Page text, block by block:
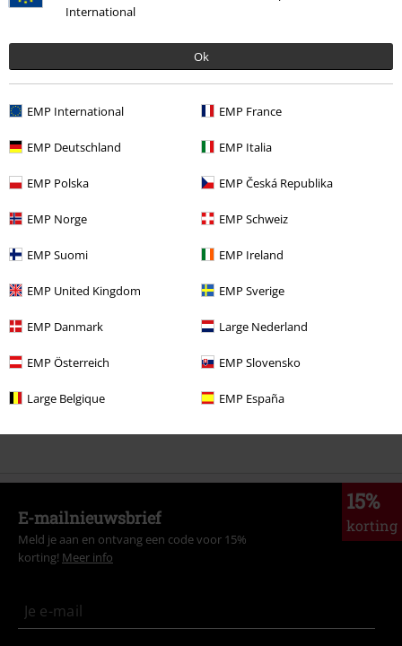
International
Ok
EMP International EMP France
EMP Deutschland EMP Italia
EMP Polska EMP Česká Republika
EMP Norge EMP Schweiz
EMP Suomi EMP Ireland
EMP United Kingdom EMP Sverige
EMP Danmark Large Nederland
EMP Österreich EMP Slovensko
Large Belgique EMP España
€ 15,99
Meer categorieën. Meer opties.
Kleding
Kleding
Kleding
Kleding & accessoires Broeken
15%
korting
E-mailnieuwsbrief
Meld je aan en ontvang een code voor 15%
korting! Meer info